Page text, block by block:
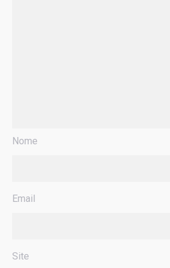
Nome
Email
Site